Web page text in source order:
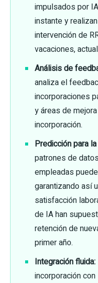
impulsados por
instante y
intervención de
vacaciones,
Análisis de
analiza el
incorporaciones
y áreas de
incorporación.
Predicción para
patrones de
empleadas
garantizando así
satisfacción
de IA han
retención de
primer año.
Integración fluida:
incorporación